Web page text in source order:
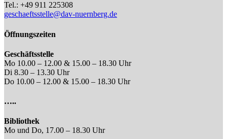
Tel.: +49 911 225308
geschaeftsstelle@dav-nuernberg.de
Öffnungszeiten
Geschäftsstelle
Mo 10.00 – 12.00 & 15.00 – 18.30 Uhr
Di 8.30 – 13.30 Uhr
Do 10.00 – 12.00 & 15.00 – 18.30 Uhr
…..
Bibliothek
Mo und Do, 17.00 – 18.30 Uhr